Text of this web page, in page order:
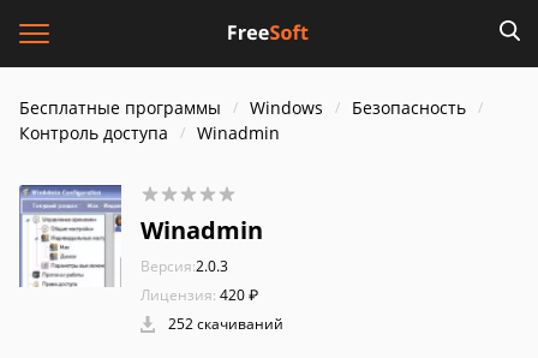
Бесплатные программы Windows
Безопасность
Контроль доступа
Winadmin
Winadmin
Версия:2.0.3
Лицензия: 420 ₽
252 скачиваний